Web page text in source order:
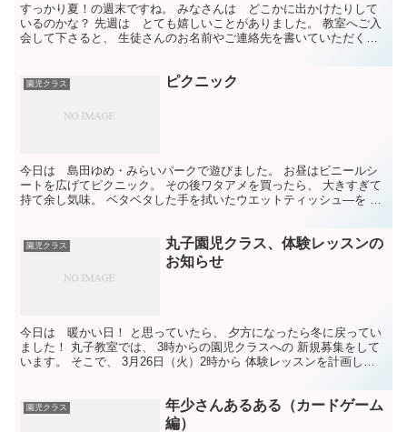
すっかり夏！の週末ですね。 みなさんは どこかに出かけたりして
いるのかな？ 先週は とても嬉しいことがありました。 教室へご入
会して下さると、 生徒さんのお名前やご連絡先を書いていただくの
園児クラス ピクニック
今日は 島田ゆめ・みらいパークで遊びました。 お昼はビニールシ
ートを広げてピクニック。 その後ワタアメを買ったら、 大きすぎて
持て余し気味。 ベタベタした手を拭いたウエットティッシュ―を シ
園児クラス
丸子園児クラス、体験レッスンの
お知らせ
今日は 暖かい日！ と思っていたら、 夕方になったら冬に戻ってい
ました！ 丸子教室では、 3時からの園児クラスへの 新規募集をして
います。 そこで、 3月26日（火）2時から 体験レッスンを計画しま
園児クラス
年少さんあるある（カードゲーム
編）